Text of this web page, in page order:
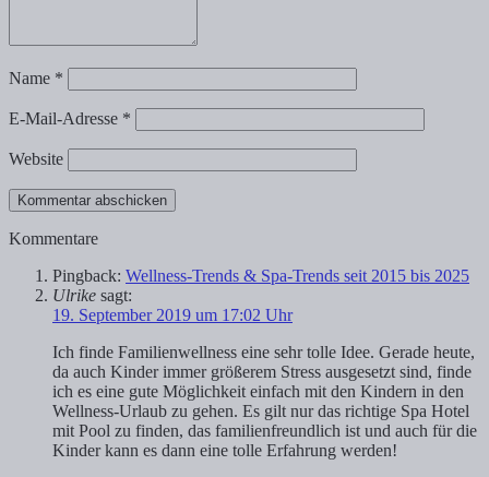
Name *
E-Mail-Adresse *
Website
Kommentare
Pingback: Wellness-Trends & Spa-Trends seit 2015 bis 2025
Ulrike sagt:
19. September 2019 um 17:02 Uhr
Ich finde Familienwellness eine sehr tolle Idee. Gerade heute,
da auch Kinder immer größerem Stress ausgesetzt sind, finde
ich es eine gute Möglichkeit einfach mit den Kindern in den
Wellness-Urlaub zu gehen. Es gilt nur das richtige Spa Hotel
mit Pool zu finden, das familienfreundlich ist und auch für die
Kinder kann es dann eine tolle Erfahrung werden!